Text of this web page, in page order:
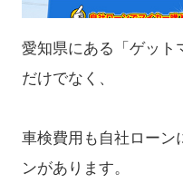
愛知県にある「ゲット
だけでなく、
車検費用も自社ローン
ンがあります。